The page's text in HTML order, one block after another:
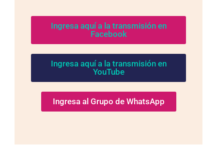
Ingresa aquí a la transmisión en
Facebook
Ingresa aquí a la transmisión en
YouTube
Ingresa al Grupo de WhatsApp